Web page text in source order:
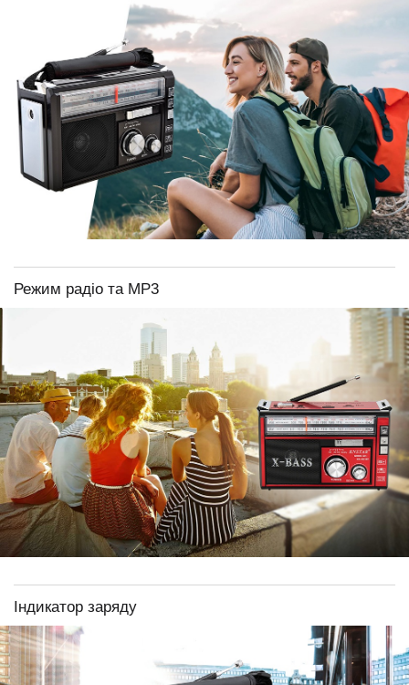
Режим радіо та МР3
Індикатор заряду